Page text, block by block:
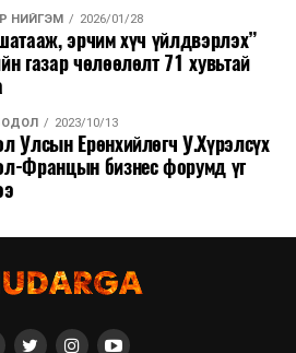
·Монгол Улсын
2025 оны
төсвийн тухай,
даатгалын
сангийн 2025
оны төсвийн
Эрүүл мэндийн
даатгалын
сангийн 2025
НИЙГЭМ 2026/01/28
эрчим хүч үйлдвэрлэх”
газар чөлөөлөлт 71 хувьтай
2023/10/13
Улсын Ерөнхийлөгч У.Хүрэлсүх
Францын бизнес форумд үг